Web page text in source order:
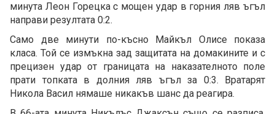
минута Леон Горецка с мощен удар в горния ляв ъгъл
направи резултата 0:2.
Само две минути по-късно Майкъл Олисе показа
класа. Той се измъкна зад защитата на домакините и с
прецизен удар от границата на наказателното поле
прати топката в долния ляв ъгъл за 0:3. Вратарят
Никола Васил нямаше никакъв шанс да реагира.